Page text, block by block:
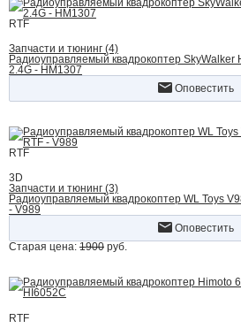
RTF
Запчасти и тюнинг (4)
Радиоуправляемый квадрокоптер SkyWalker
2.4G - HM1307
Оповестить
RTF
3D
Запчасти и тюнинг (3)
Радиоуправляемый квадрокоптер WL Toys
- V989
Оповестить
Старая цена: 1900 руб.
RTF